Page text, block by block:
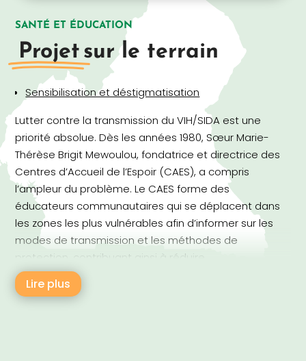
SANTÉ ET ÉDUCATION
Projet sur le terrain
Sensibilisation et déstigmatisation
Lutter contre la transmission du VIH/SIDA est une
priorité absolue. Dès les années 1980, Sœur Marie-
Thérèse Brigit Mewoulou, fondatrice et directrice des
Centres d’Accueil de l’Espoir (CAES), a compris
l’ampleur du problème. Le CAES forme des
éducateurs communautaires qui se déplacent dans
les zones les plus vulnérables afin d’informer sur les
modes de transmission et les méthodes de
protection, contribuant ainsi à réduire
significativement la transmission du virus.
La stigmatisation demeure un frein majeur à la lutte
Lire plus